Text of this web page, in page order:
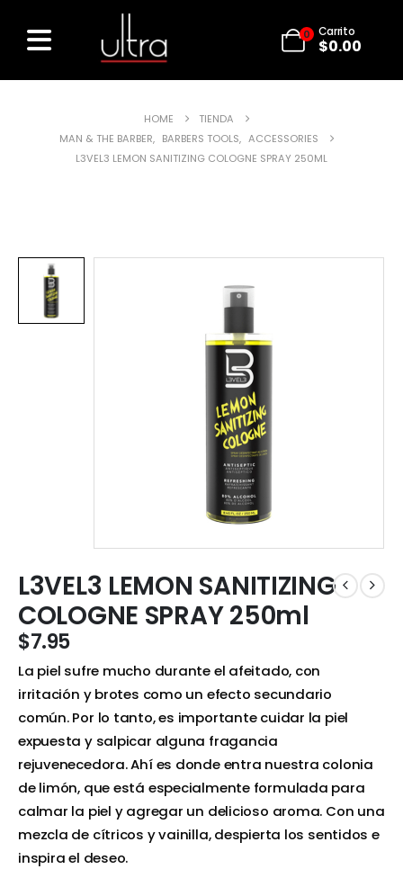
0 Carrito
$0.00
HOME
TIENDA
MAN & THE BARBER, BARBERS TOOLS, ACCESSORIES
L3VEL3 LEMON SANITIZING COLOGNE SPRAY 250ML
L3VEL3 LEMON SANITIZING
COLOGNE SPRAY 250ml
$7.95
La piel sufre mucho durante el afeitado, con
irritación y brotes como un efecto secundario
común. Por lo tanto, es importante cuidar la piel
expuesta y salpicar alguna fragancia
rejuvenecedora. Ahí es donde entra nuestra colonia
de limón, que está especialmente formulada para
calmar la piel y agregar un delicioso aroma. Con una
mezcla de cítricos y vainilla, despierta los sentidos e
inspira el deseo.